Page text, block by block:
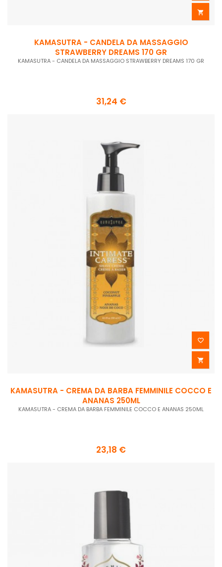

KAMASUTRA - CANDELA DA MASSAGGIO
STRAWBERRY DREAMS 170 GR
KAMASUTRA - CANDELA DA MASSAGGIO STRAWBERRY DREAMS 170 GR
31,24 €


KAMASUTRA - CREMA DA BARBA FEMMINILE COCCO E
ANANAS 250ML
KAMASUTRA - CREMA DA BARBA FEMMINILE COCCO E ANANAS 250ML
23,18 €